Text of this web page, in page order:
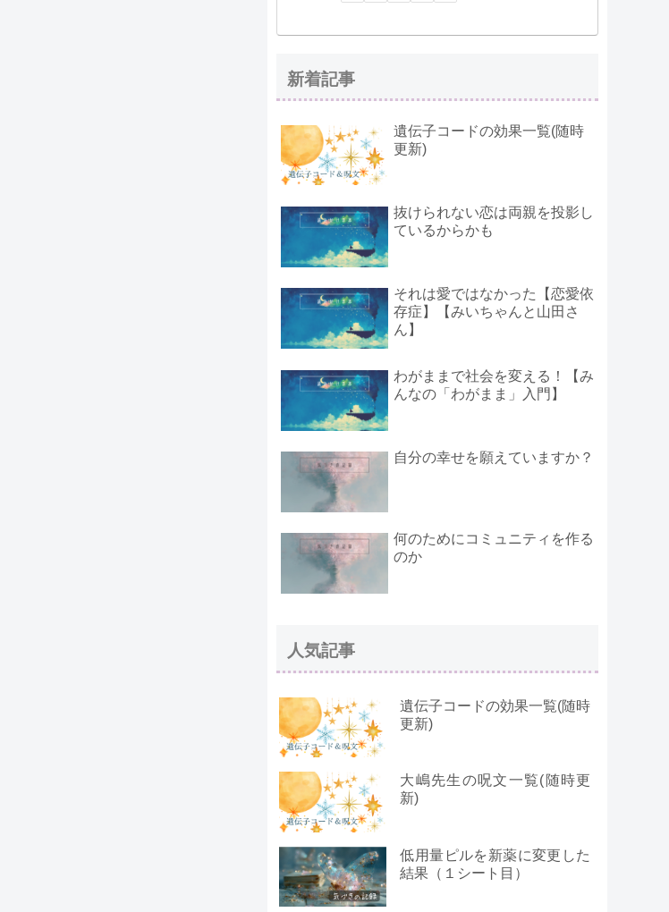
新着記事
遺伝子コードの効果一覧(随時
更新)
抜けられない恋は両親を投影し
ているからかも
それは愛ではなかった【恋愛依
存症】【みいちゃんと山田さ
ん】
わがままで社会を変える！【み
んなの「わがまま」入門】
自分の幸せを願えていますか？
何のためにコミュニティを作る
のか
人気記事
遺伝子コードの効果一覧(随時
更新)
大嶋先生の呪文一覧(随時更
新)
低用量ピルを新薬に変更した
結果（１シート目）